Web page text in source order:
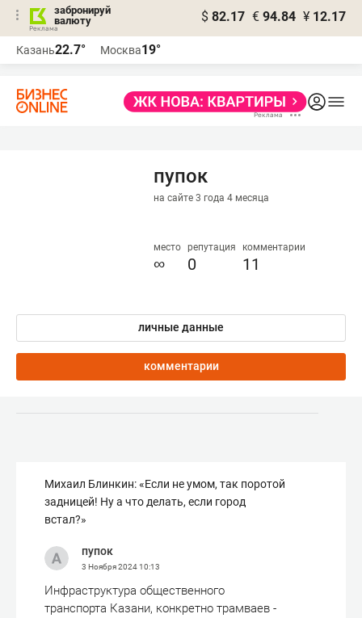
забронируй
валюту
$ 82.17 € 94.84 ¥ 12.17
Казань22.7° Москва19°
пупок
на сайте 3 года 4 месяца
место
∞
репутация
0
комментарии
11
личные данные
комментарии
Михаил Блинкин: «Если не умом, так поротой
задницей! Ну а что делать, если город
встал?»
пупок
3 Ноября 202410:13
Инфраструктура общественного
транспорта Казани, конкретно трамваев -